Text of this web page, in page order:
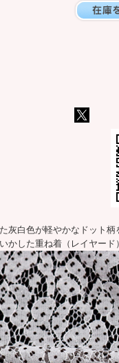
灰白色が軽やかなドット柄
かした重ね着（レイヤード